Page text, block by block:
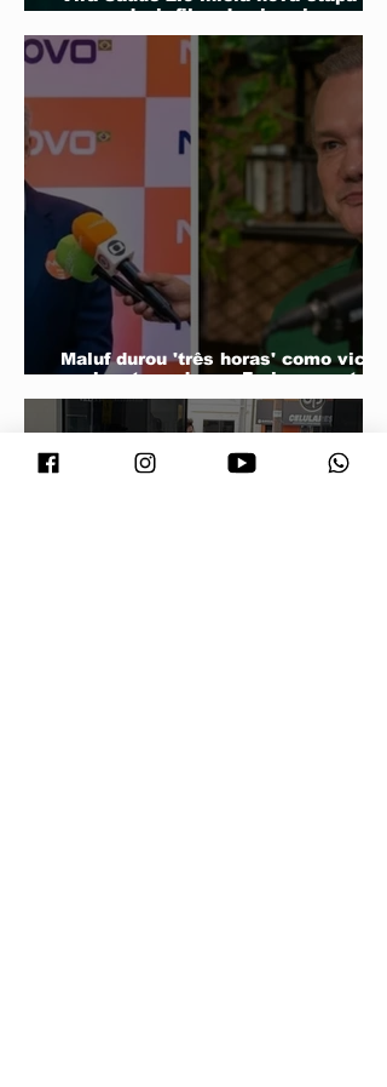
para reduzir filas de cirurgias
eletivas
Maluf durou 'três horas' como vice;
acabou trocado por Farina em ata do
PL